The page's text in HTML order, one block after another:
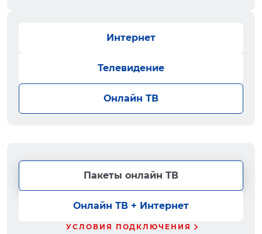
Интернет
Телевидение
Онлайн ТВ
Пакеты онлайн ТВ
Онлайн ТВ + Интернет
УСЛОВИЯ ПОДКЛЮЧЕНИЯ